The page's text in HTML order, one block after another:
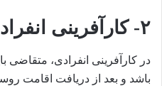
۲- کارآفرینی
در کارآفرینی انفرادی، متقاضی
باشد و بعد از دریافت اقامت